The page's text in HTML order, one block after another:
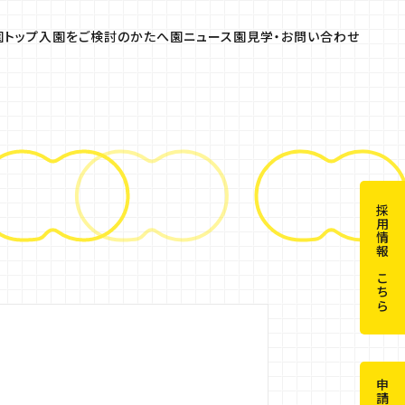
トップ入園をご検討のかたへ
園の行事
よくある質問
園ニュース園見学・お問い合わせ
採用情報はこちら